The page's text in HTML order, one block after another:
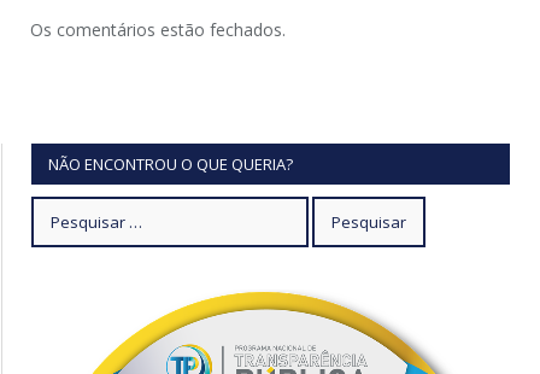
Os comentários estão fechados.
NÃO ENCONTROU O QUE QUERIA?